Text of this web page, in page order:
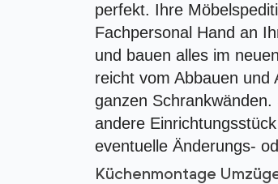
perfekt. Ihre
Fachpersonal Hand an
und bauen alles im
reicht vom Abbauen und
ganzen
andere
eventuelle Änderungs-
Küchenmontage